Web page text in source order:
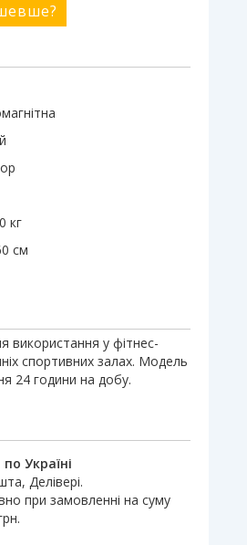
кг
см
використання у фітнес-
спортивних залах. Модель
24 години на добу.
Україні
Делівері.
при замовленні на суму